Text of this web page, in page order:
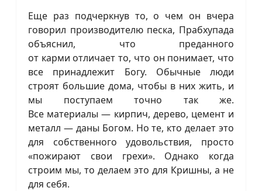
Еще раз подчеркнув то, о чем он вчера
говорил производителю песка, Прабхупада
объяснил, что преданного
от карми отличает то, что он понимает, что
все принадлежит Богу. Обычные люди
строят большие дома, чтобы в них жить, и
мы поступаем точно так же.
Все материалы — кирпич, дерево, цемент и
металл — даны Богом. Но те, кто делает это
для собственного удовольствия, просто
«пожирают свои грехи». Однако когда
строим мы, то делаем это для Кришны, а не
для себя.